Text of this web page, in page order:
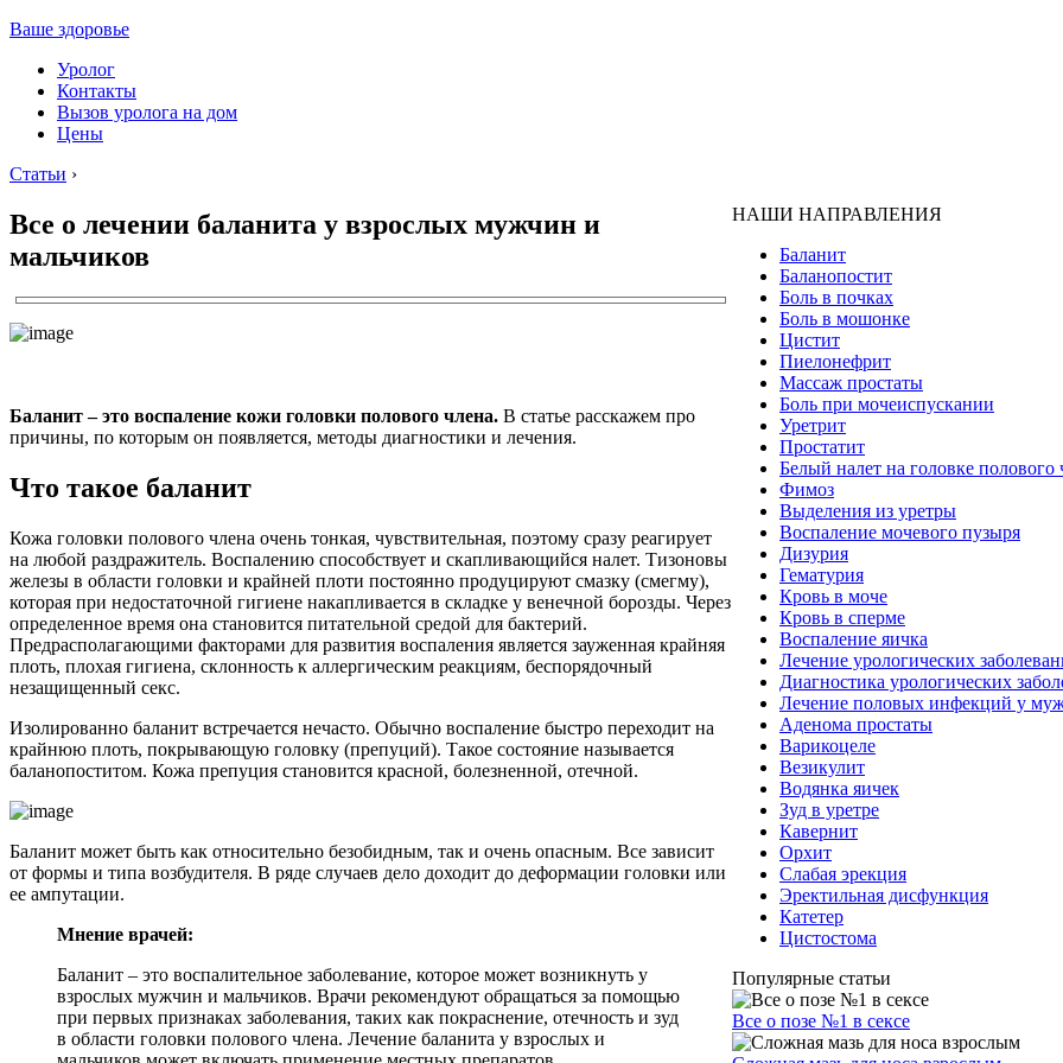
Ваше здоровье
Уролог
Контакты
Вызов уролога на дом
Цены
Статьи ›
Все о лечении баланита у взрослых мужчин и
мальчиков
Баланит – это воспаление кожи головки полового члена. В статье расскажем про
причины, по которым он появляется, методы диагностики и лечения.
Что такое баланит
Кожа головки полового члена очень тонкая, чувствительная, поэтому сразу реагирует
на любой раздражитель. Воспалению способствует и скапливающийся налет. Тизоновы
железы в области головки и крайней плоти постоянно продуцируют смазку (смегму),
которая при недостаточной гигиене накапливается в складке у венечной борозды. Через
определенное время она становится питательной средой для бактерий.
Предрасполагающими факторами для развития воспаления является зауженная крайняя
плоть, плохая гигиена, склонность к аллергическим реакциям, беспорядочный
незащищенный секс.
Изолированно баланит встречается нечасто. Обычно воспаление быстро переходит на
крайнюю плоть, покрывающую головку (препуций). Такое состояние называется
баланопоститом. Кожа препуция становится красной, болезненной, отечной.
Баланит может быть как относительно безобидным, так и очень опасным. Все зависит
от формы и типа возбудителя. В ряде случаев дело доходит до деформации головки или
ее ампутации.
Мнение врачей:
Баланит – это воспалительное заболевание, которое может возникнуть у
взрослых мужчин и мальчиков. Врачи рекомендуют обращаться за помощью
при первых признаках заболевания, таких как покраснение, отечность и зуд
в области головки полового члена. Лечение баланита у взрослых и
НАШИ НАПРАВЛЕНИЯ
Баланит
Баланопостит
Боль в почках
Боль в мошонке
Цистит
Пиелонефрит
Массаж простаты
Боль при мочеиспускании
Уретрит
Простатит
Белый налет на головке полового
Фимоз
Выделения из уретры
Воспаление мочевого пузыря
Дизурия
Гематурия
Кровь в моче
Кровь в сперме
Воспаление яичка
Лечение урологических
Диагностика урологических
Лечение половых инфекций у
Аденома простаты
Варикоцеле
Везикулит
Водянка яичек
Зуд в уретре
Кавернит
Орхит
Слабая эрекция
Эректильная дисфункция
Катетер
Цистостома
Популярные статьи
Все о позе №1 в сексе